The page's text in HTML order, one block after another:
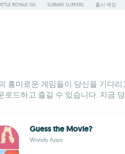
ROYALE GD SUBWAY SURFERS 출시 예정
미로운 게임들이 당신을 기다
드하고 즐길 수 있습니다. 지금
Guess the Movie?
Woody Apps